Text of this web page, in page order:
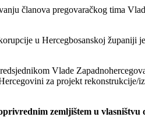
članova pregovaračkog tima
u Hercegbosanskoj županiji
Vlade
za projekt rekonstrukcije/
zemljištem u vlasništvu